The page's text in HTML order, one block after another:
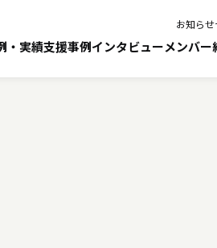
お知らせ
・実績支援事例インタビューメンバー
戦略的業務